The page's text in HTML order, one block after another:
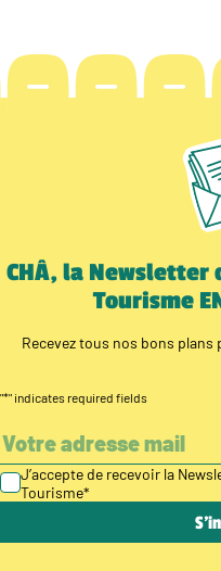
CHÂ, la Newsletter
Tourisme
Recevez tous nos bons
"*" indicates required fields
J’accepte de recevoir la
Tourisme*